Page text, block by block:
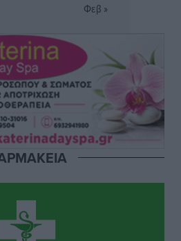
Ρόδου παραπέμφθηκε η
που βρέθηκε παντρεμένη με 2
ο 26χρονος που
μπαράζ κλοπών στη Μεσαιωνική
της Καρπάθου θύματος
Φεβ »